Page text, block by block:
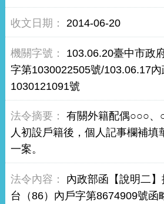
2014-06-20
103.06.20臺中市政
字第1030022505號/103.06.17
1030121091號
有關外籍配偶○○○
人初設戶籍後，個人記事欄補填
一案。
內政部函【說明二
台（86）內戶字第8674909號函